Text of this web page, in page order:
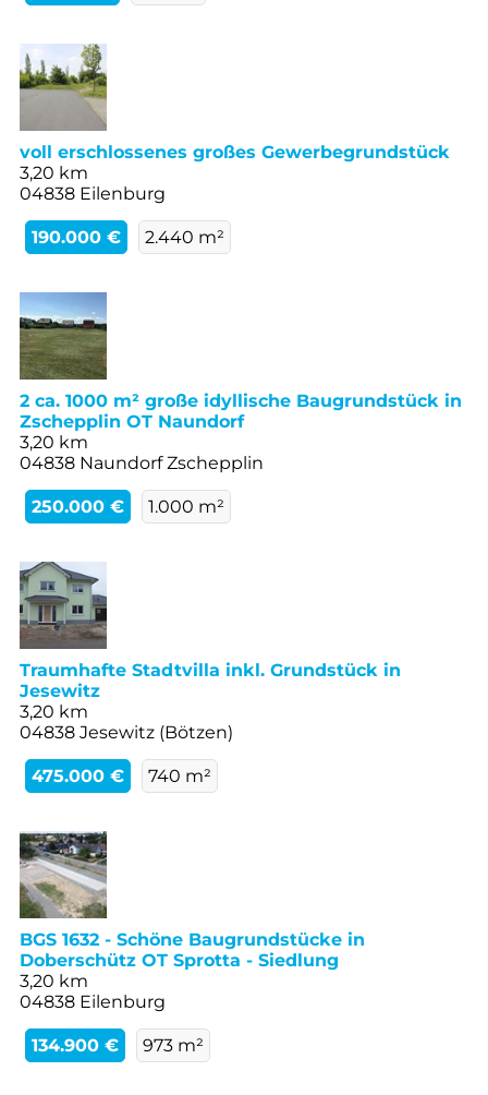
voll erschlossenes großes Gewerbegrundstück
3,20 km
04838 Eilenburg
190.000 € 2.440 m²
2 ca. 1000 m² große idyllische Baugrundstück in
Zschepplin OT Naundorf
3,20 km
04838 Naundorf Zschepplin
250.000 € 1.000 m²
Traumhafte Stadtvilla inkl. Grundstück in
Jesewitz
3,20 km
04838 Jesewitz (Bötzen)
475.000 € 740 m²
BGS 1632 - Schöne Baugrundstücke in
Doberschütz OT Sprotta - Siedlung
3,20 km
04838 Eilenburg
134.900 € 973 m²